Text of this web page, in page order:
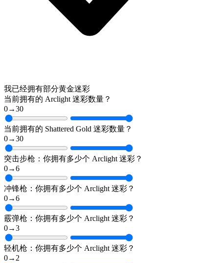
我已经拥有部分黄金迷彩
当前拥有的 Arclight 迷彩数量？
0→30
当前拥有的 Shattered Gold 迷彩数量？
0→30
突击步枪：你拥有多少个 Arclight 迷彩？
0→6
冲锋枪：你拥有多少个 Arclight 迷彩？
0→6
霰弹枪：你拥有多少个 Arclight 迷彩？
0→3
轻机枪：你拥有多少个 Arclight 迷彩？
0→2